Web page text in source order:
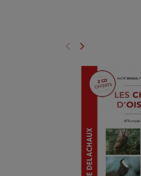
Précédent
keyboard_arrow_left Suivant
keyboard_arrow_right